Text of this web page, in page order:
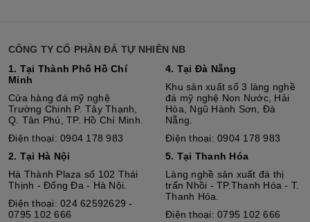
CÔNG TY CỔ PHẦN ĐÁ TỰ NHIÊN NB
1. Tại Thành Phố Hồ Chí
Minh
Cửa hàng đá mỹ nghệ
Trường Chinh P. Tây Thạnh,
Q. Tân Phú, TP. Hồ Chí Minh.
Điện thoại: 0904 178 983
2. Tại Hà Nội
Hà Thành Plaza số 102 Thái
Thịnh - Đống Đa - Hà Nội.
Điện thoại: 024 62592629 -
0795 102 666
4. Tại Đà Nẵng
Khu sản xuất số 3 làng nghề
đá mỹ nghệ Non Nước, Hải
Hòa, Ngũ Hành Sơn, Đà
Nẵng.
Điện thoại: 0904 178 983
5. Tại Thanh Hóa
Làng nghề sản xuất đá thị
trấn Nhồi - TP.Thanh Hóa - T.
Thanh Hóa.
Điện thoại: 0795 102 666